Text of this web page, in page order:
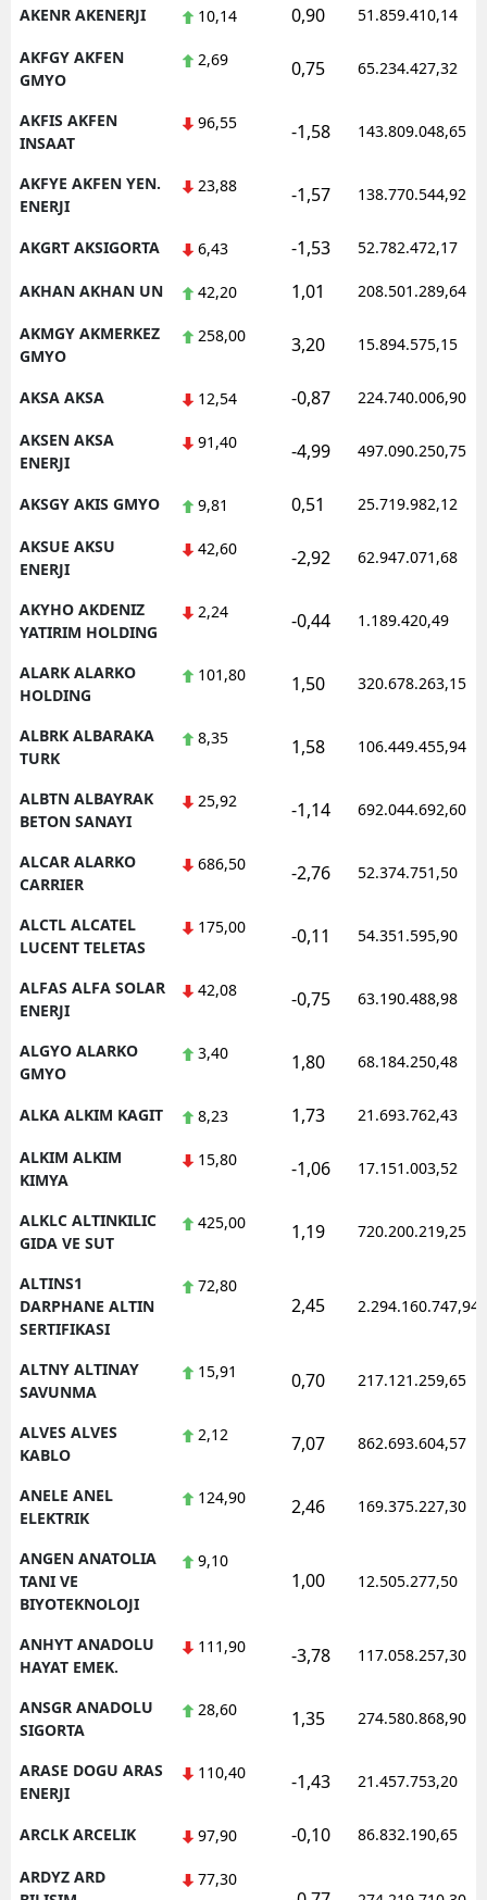
Kahramanmaraş
Nevşehir
Niğde
Ordu
Rize
Sinop
Sivas
Trabzon
Uşak
Zonguldak
Aksaray
Batman
Yalova
Karabük
Osmaniye
AKENR AKENERJI 10,14 0,90 51.859.410,14
AKFGY AKFEN
GMYO
2,69 0,75 65.234.427,32
AKFIS AKFEN
INSAAT
96,55 -1,58 143.809.048,65
AKFYE AKFEN YEN.
ENERJI
23,88 -1,57 138.770.544,92
AKGRT AKSIGORTA 6,43 -1,53 52.782.472,17
AKHAN AKHAN UN 42,20 1,01 208.501.289,64
AKMGY AKMERKEZ
GMYO
258,00 3,20 15.894.575,15
AKSA AKSA 12,54 -0,87 224.740.006,90
AKSEN AKSA
ENERJI
91,40 -4,99 497.090.250,75
AKSGY AKIS GMYO 9,81 0,51 25.719.982,12
AKSUE AKSU
ENERJI
42,60 -2,92 62.947.071,68
AKYHO AKDENIZ
YATIRIM HOLDING
2,24 -0,44 1.189.420,49
ALARK ALARKO
HOLDING
101,80 1,50 320.678.263,15
ALBRK ALBARAKA
TURK
8,35 1,58 106.449.455,94
ALBTN ALBAYRAK
BETON SANAYI
25,92 -1,14 692.044.692,60
ALCAR ALARKO
CARRIER
686,50 -2,76 52.374.751,50
ALCTL ALCATEL
LUCENT TELETAS
175,00 -0,11 54.351.595,90
ALFAS ALFA SOLAR
ENERJI
42,08 -0,75 63.190.488,98
ALGYO ALARKO
GMYO
3,40 1,80 68.184.250,48
ALKA ALKIM KAGIT 8,23 1,73 21.693.762,43
ALKIM ALKIM
KIMYA
15,80 -1,06 17.151.003,52
ALKLC ALTINKILIC
GIDA VE SUT
425,00 1,19 720.200.219,25
ALTINS1
DARPHANE ALTIN
SERTIFIKASI
72,80
2,45 2.294.160.747,94
ALTNY ALTINAY
SAVUNMA
15,91 0,70 217.121.259,65
ALVES ALVES
KABLO
2,12 7,07 862.693.604,57
ANELE ANEL
ELEKTRIK
124,90 2,46 169.375.227,30
ANGEN ANATOLIA
TANI VE
BIYOTEKNOLOJI
9,10
1,00 12.505.277,50
ANHYT ANADOLU
HAYAT EMEK.
111,90 -3,78 117.058.257,30
ANSGR ANADOLU
SIGORTA
28,60 1,35 274.580.868,90
ARASE DOGU ARAS
ENERJI
110,40 -1,43 21.457.753,20
ARCLK ARCELIK 97,90 -0,10 86.832.190,65
ARDYZ ARD
77,30